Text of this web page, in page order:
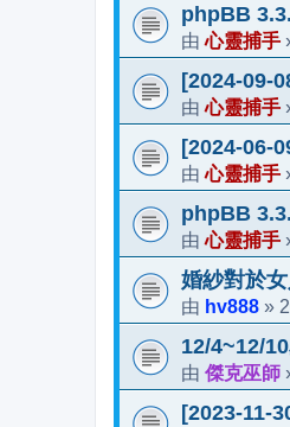
phpBB
由心靈捕手
[2024-09-
由心靈捕手
[2024-06-
由心靈捕手
phpBB
由心靈捕手
婚紗對於
由 hv888 »
12/4~12/
由 傑克巫師
[2023-11-